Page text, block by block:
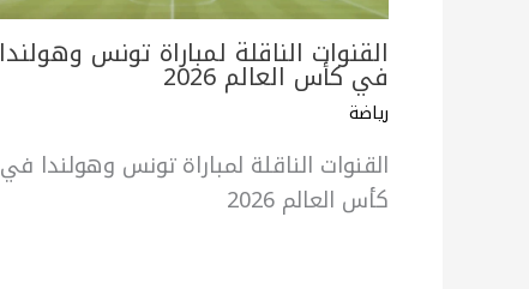
القنوات الناقلة لمباراة تونس وهولندا
في كأس العالم 2026
رياضة
القنوات الناقلة لمباراة تونس وهولندا في
كأس العالم 2026